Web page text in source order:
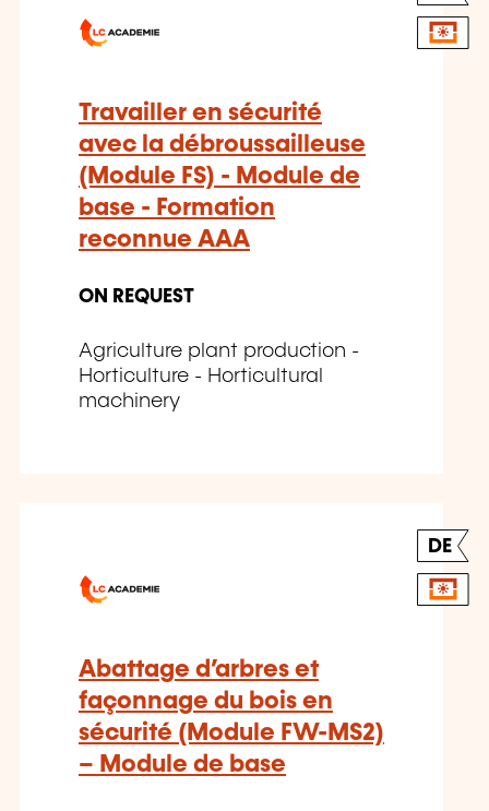
Travailler en sécurité
avec la débroussailleuse
(Module FS) - Module de
base - Formation
reconnue AAA
ON REQUEST
Agriculture plant production -
Horticulture - Horticultural
machinery
DE
Abattage d’arbres et
façonnage du bois en
sécurité (Module FW-MS2)
– Module de base